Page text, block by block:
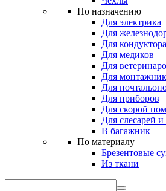
По назначению
Для электрика
Для
Для кондуктора
Для медиков
Для
Для
Для
Для приборов
Для скорой
Для слесарей и
В багажник
По материалу
Брезентовые
Из ткани